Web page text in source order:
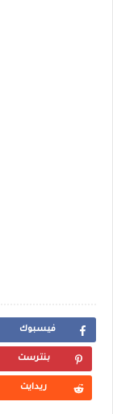
فيسبوك
بنترست
ريدايت